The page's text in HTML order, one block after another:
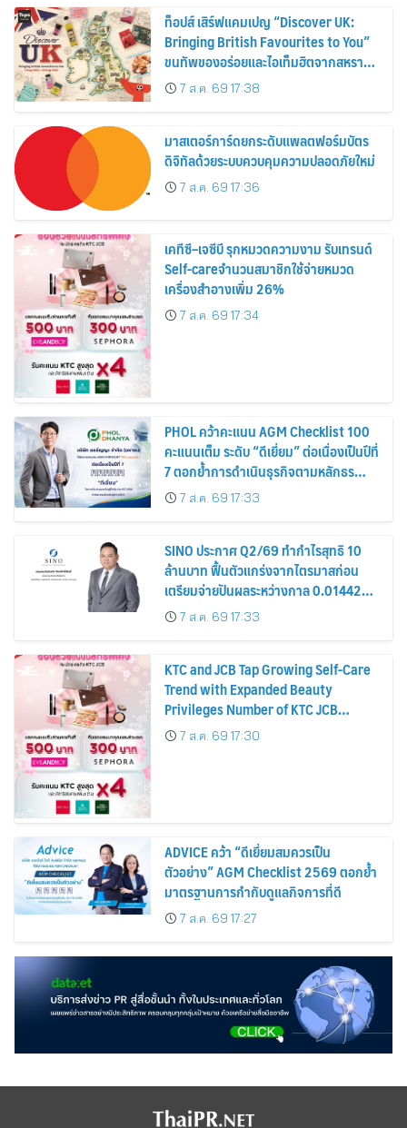
ท็อปส์ เสิร์ฟแคมเปญ “Discover UK:
Bringing British Favourites to You”
ขนทัพของอร่อยและไอเท็มฮิตจากสหราช
อาณาจักร ส่งตรงถึงมือตั้งแต่วันนี้ – 18
สิงหาคมนี้
7 ส.ค. 69 17:38
มาสเตอร์การ์ดยกระดับแพลตฟอร์มบัตร
ดิจิทัลด้วยระบบควบคุมความปลอดภัยใหม่
7 ส.ค. 69 17:36
เคทีซี–เจซีบี รุกหมวดความงาม รับเทรนด์
Self-careจำนวนสมาชิกใช้จ่ายหมวด
เครื่องสำอางเพิ่ม 26%
7 ส.ค. 69 17:34
PHOL คว้าคะแนน AGM Checklist 100
คะแนนเต็ม ระดับ “ดีเยี่ยม” ต่อเนื่องเป็นปีที่
7 ตอกย้ำการดำเนินธุรกิจตามหลักธร
รมาภิบาล โปร่งใส สร้างความเชื่อมั่นผู้ถือ
หุ้น
7 ส.ค. 69 17:33
SINO ประกาศ Q2/69 ทำกำไรสุทธิ 10
ล้านบาท ฟื้นตัวแกร่งจากไตรมาสก่อน
เตรียมจ่ายปันผลระหว่างกาล 0.014423
บาทต่อหุ้น ครึ่งปีหลังมุ่งเติบโตต่อเนื่อง
7 ส.ค. 69 17:33
KTC and JCB Tap Growing Self-Care
Trend with Expanded Beauty
Privileges Number of KTC JCB
Cardmembers Spending on
Cosmetics Rises 26%
7 ส.ค. 69 17:30
ADVICE คว้า “ดีเยี่ยมสมควรเป็น
ตัวอย่าง” AGM Checklist 2569 ตอกย้ำ
มาตรฐานการกำกับดูแลกิจการที่ดี
7 ส.ค. 69 17:27